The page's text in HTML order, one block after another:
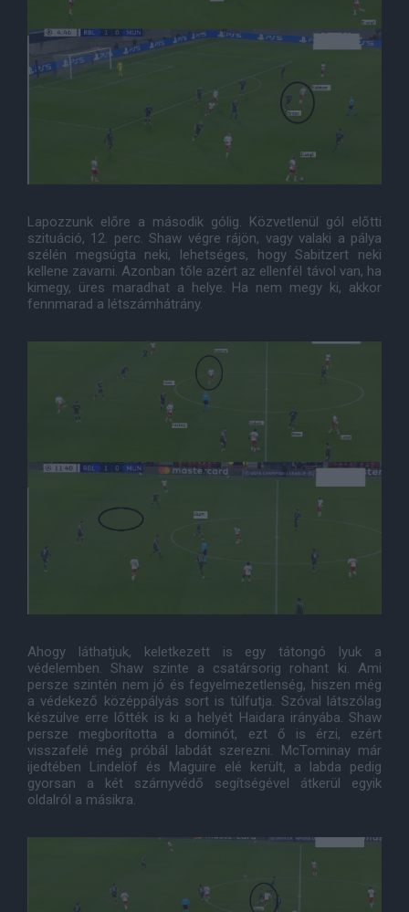
Lapozzunk előre a második gólig. Közvetlenül gól előtti
szituáció, 12. perc. Shaw végre rájön, vagy valaki a pálya
szélén megsúgta neki, lehetséges, hogy Sabitzert neki
kellene zavarni. Azonban tőle azért az ellenfél távol van, ha
kimegy, üres maradhat a helye. Ha nem megy ki, akkor
fennmarad a létszámhátrány.
Ahogy láthatjuk, keletkezett is egy tátongó lyuk a
védelemben. Shaw szinte a csatársorig rohant ki. Ami
persze szintén nem jó és fegyelmezetlenség, hiszen még
a védekező középpályás sort is túlfutja. Szóval látszólag
készülve erre lőtték is ki a helyét Haidara irányába. Shaw
persze megborította a dominót, ezt ő is érzi, ezért
visszafelé még próbál labdát szerezni. McTominay már
ijedtében Lindelöf és Maguire elé került, a labda pedig
gyorsan a két szárnyvédő segítségével átkerül egyik
oldalról a másikra.